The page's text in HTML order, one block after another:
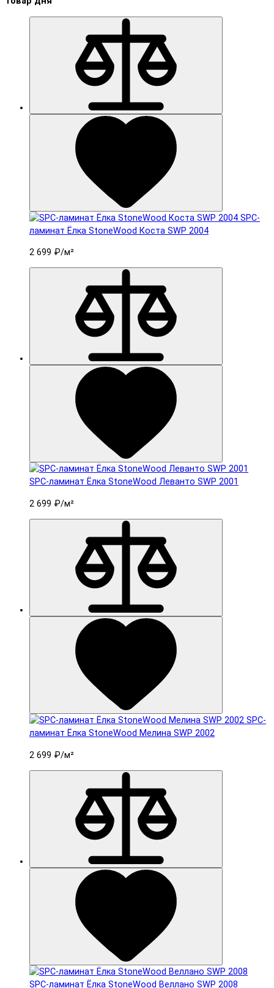
SPC-
ламинат Ëлка StoneWood Коста SWP 2004
2 699 ₽/м²
SPC-ламинат Ëлка StoneWood Леванто SWP 2001
2 699 ₽/м²
SPC-
ламинат Ëлка StoneWood Мелина SWP 2002
2 699 ₽/м²
SPC-ламинат Ëлка StoneWood Веллано SWP 2008